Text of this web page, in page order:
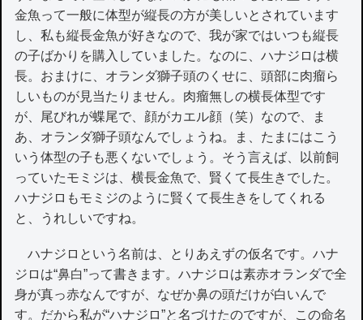
金魚って一般に体型が縦長の方が美しいとされています
し、私も縦長金魚が好きなので、我が家ではいつも縦長
の子ばかりを購入していました。なのに、ハナジロは横
長。おまけに、オランダ獅子頭のくせに、頭部に肉瘤ら
しいものが見当たりません。肉瘤無しの横長体型です
が、尾びれが蝶尾で、顔がカエル顔（笑）なので、ま
あ、オランダ獅子頭なんでしょうね。ま、たまにはこう
いう体型の子も悪くないでしょう。そう言えば、以前飼
っていたモミジは、横長金魚で、賢くて長生きでした。
ハナジロもモミジのように賢くて長生きをしてくれる
と、うれしいですね。
ハナジロという名前は、とりあえずの仮名です。ハナ
ジロは“鼻白”って書きます。ハナジロは素赤オランダで全
身が真っ赤なんですが、なぜか鼻の頭だけが白いんで
す。だから私が“ハナジロ”と名づけたのですが、この命名